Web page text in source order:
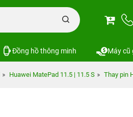
Đồng hồ thông minh Máy cũ
Huawei MatePad 11.5 | 11.5 S Thay pin